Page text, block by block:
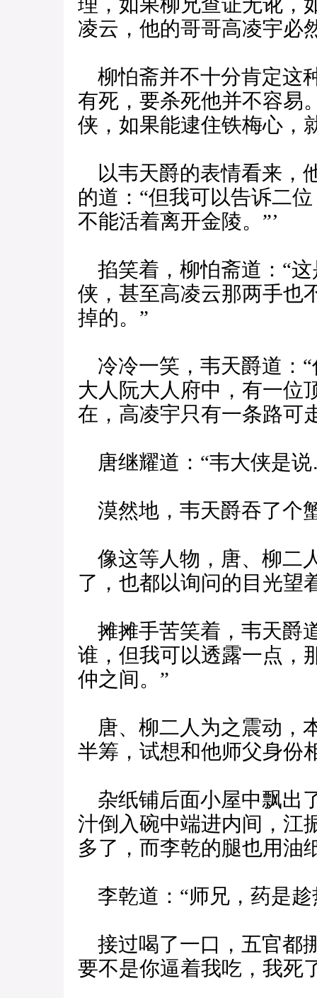
凌云，他的哥哥高凌宇必
柳怕斋并不十分肯定这
有死，要杀死他并不容易
侠，如果能逮住铁梅心，
以韦天爵的表情看来，
的道：“但我可以告诉二
不能活着离开金陵。”’
掐笑着，柳怕斋道：“
侠，甚至高凌云那两手也
掉的。”
冷冷一笑，韦天爵道：
大人阮大人府中，有一位
在，高凌宇只有一条路
唐继耀道：“韦大侠是
漠然地，韦天爵吞了个
像这等人物，唐、柳二
了，也都以询问的目光望
摊摊手苦笑着，韦天爵
谁，但我可以透露一点，
仲之间。”
唐、柳二人为之震动，
半筹，试想和他师父身份
杂纸铺后面小屋中飘出
汁倒入碗中端进内间，江
多了，而李乾的腿也用油
李乾道：“师兄，药是趁
接过喝了一口，五官都
要不是你逼着我吃，我